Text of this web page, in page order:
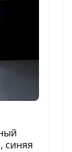
синяя